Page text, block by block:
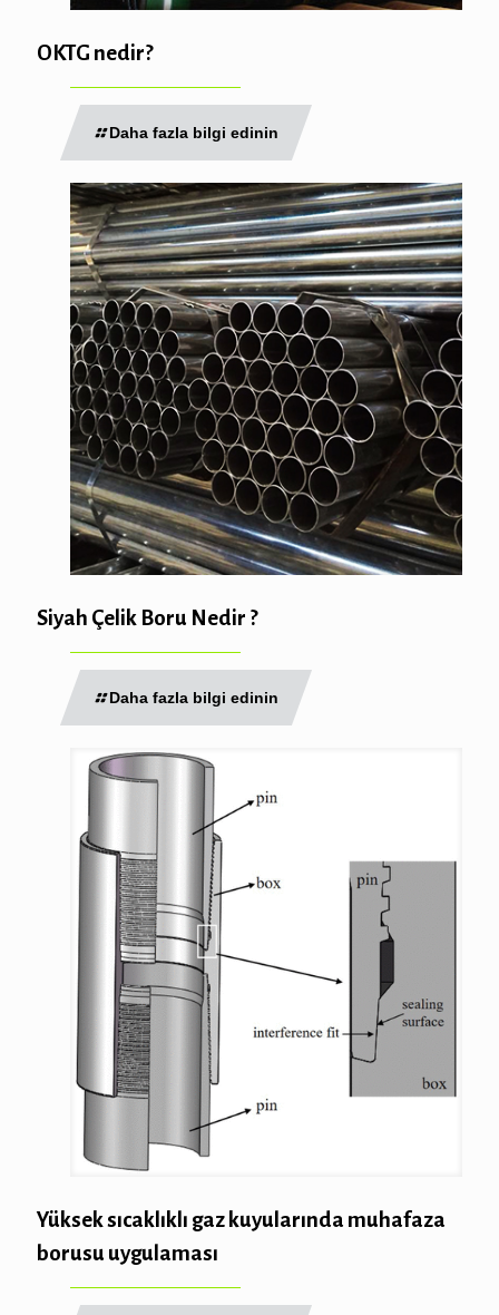
OKTG nedir?
Daha fazla bilgi edinin
Siyah Çelik Boru Nedir ?
Daha fazla bilgi edinin
Yüksek sıcaklıklı gaz kuyularında muhafaza
borusu uygulaması